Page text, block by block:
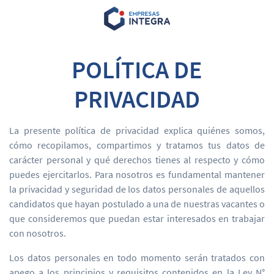
POLÍTICA DE
PRIVACIDAD
La presente política de privacidad explica quiénes somos,
cómo recopilamos, compartimos y tratamos tus datos de
carácter personal y qué derechos tienes al respecto y cómo
puedes ejercitarlos. Para nosotros es fundamental mantener
la privacidad y seguridad de los datos personales de aquellos
candidatos que hayan postulado a una de nuestras vacantes o
que consideremos que puedan estar interesados en trabajar
con nosotros.
Los datos personales en todo momento serán tratados con